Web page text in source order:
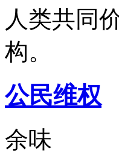
人类共同
构。
公民维权
余味